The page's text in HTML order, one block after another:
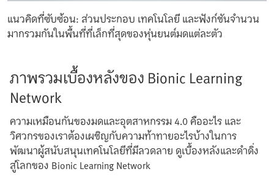
แนวคิดที่ซับซ้อน: ส่วนประกอบ เทคโนโลยี และฟังก์ชันจำนวน
มากรวมกันในพื้นที่ที่เล็กที่สุดของหุ่นยนต์มดแต่ละตัว
ภาพรวมเบื้องหลังของ Bionic Learning
Network
ความเหมือนกันของมดและอุตสาหกรรม 4.0 คืออะไร และ
วิศวกรของเราต้องเผชิญกับความท้าทายอะไรบ้างในการ
พัฒนาผู้สนับสนุนเทคโนโลยีที่มีลวดลาย ดูเบื้องหลังและดำดิ่ง
สู่โลกของ Bionic Learning Network